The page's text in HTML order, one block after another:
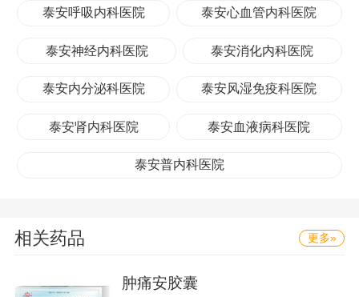
泰安呼吸内科医院 泰安心血管内科医院
泰安神经内科医院 泰安消化内科医院
泰安内分泌科医院 泰安风湿免疫科医院
泰安肾内科医院 泰安血液病科医院
泰安普内科医院
相关药品 更多»
肿痛安胶囊